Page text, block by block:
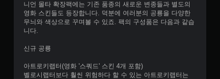
니언 몰타 확장팩에는 기존 품종의 새로운 변종들과 별도의
영화 스킨들도 등장합니다. 덕분에 여러분의 공룡을 다양한
무늬와 색상으로 꾸며볼 수 있죠. 팩의 구성품은 다음과 같습
니다.
신규 공룡
아트로키랩터(영화 '스쿼드' 스킨 4개 포함)
벨로시랩터보다 훨씬 위험하다 할 수 있는 아트로키랩터는